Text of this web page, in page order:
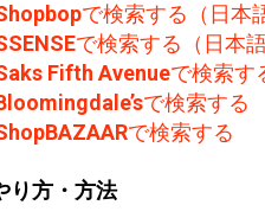
で検索する（日本
で検索する（日本語
Fifth Avenueで検索す
で検索する
で検索する
り方・方法